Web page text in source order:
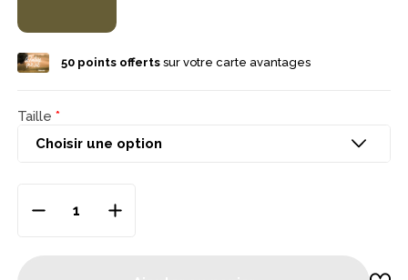
50points offertssur votre carte avantages
Taille